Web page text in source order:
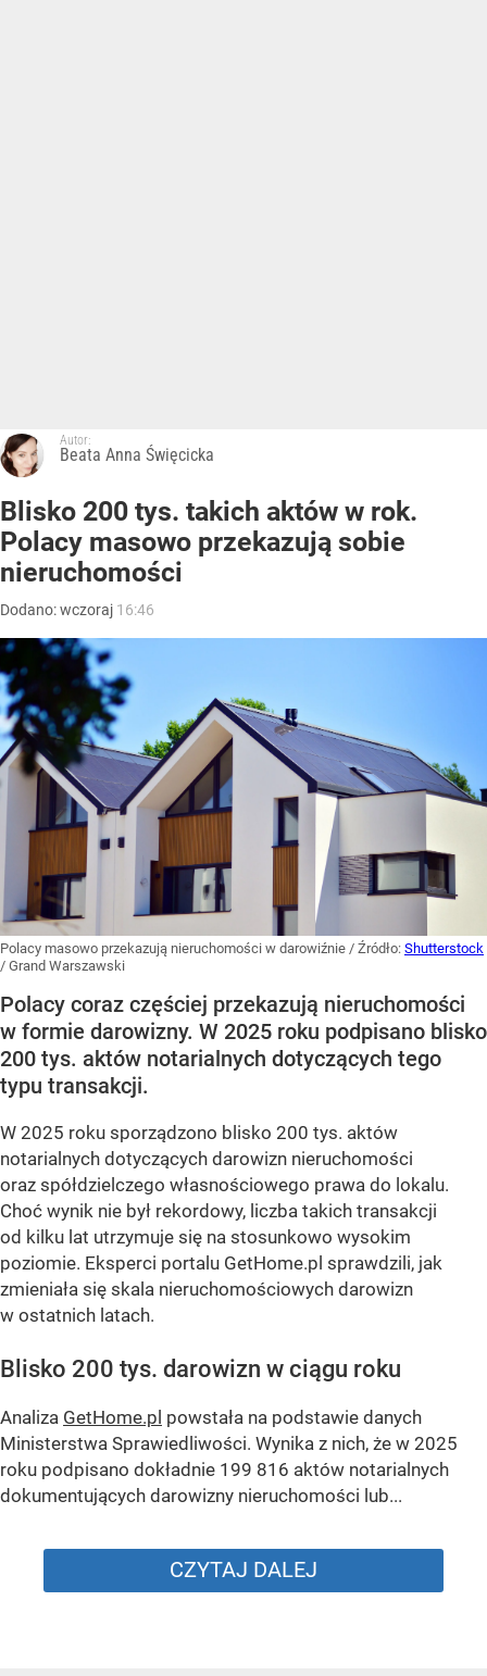
Autor:
Beata Anna Święcicka
Blisko 200 tys. takich aktów w rok.
Polacy masowo przekazują sobie
nieruchomości
Dodano:wczoraj 16:46
Polacy masowo przekazują nieruchomości w darowiźnie / Źródło: Shutterstock
/ Grand Warszawski
Polacy coraz częściej przekazują nieruchomości
w formie darowizny. W 2025 roku podpisano blisko
200 tys. aktów notarialnych dotyczących tego
typu transakcji.
W 2025 roku sporządzono blisko 200 tys. aktów
notarialnych dotyczących darowizn nieruchomości
oraz spółdzielczego własnościowego prawa do lokalu.
Choć wynik nie był rekordowy, liczba takich transakcji
od kilku lat utrzymuje się na stosunkowo wysokim
poziomie. Eksperci portalu GetHome.pl sprawdzili, jak
zmieniała się skala nieruchomościowych darowizn
w ostatnich latach.
Blisko 200 tys. darowizn w ciągu roku
Analiza GetHome.pl powstała na podstawie danych
Ministerstwa Sprawiedliwości. Wynika z nich, że w 2025
roku podpisano dokładnie 199 816 aktów notarialnych
dokumentujących darowizny nieruchomości lub...
CZYTAJ DALEJ